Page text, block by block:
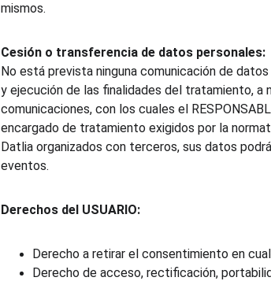
mismos.
Cesión o transferencia de datos personales:
No está prevista ninguna comunicación de
y ejecución de las finalidades del tratamiento,
comunicaciones, con los cuales el
encargado de tratamiento exigidos por la
Datlia organizados con terceros, sus datos
eventos.
Derechos del USUARIO:
Derecho a retirar el consentimiento en
Derecho de acceso, rectificación,